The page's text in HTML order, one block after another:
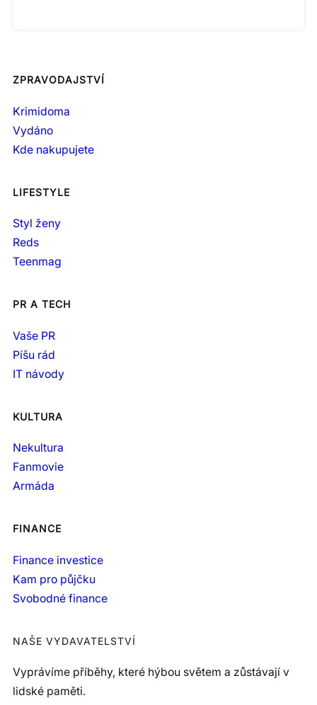
ZPRAVODAJSTVÍ
Krimidoma
Vydáno
Kde nakupujete
LIFESTYLE
Styl ženy
Reds
Teenmag
PR A TECH
Vaše PR
Píšu rád
IT návody
KULTURA
Nekultura
Fanmovie
Armáda
FINANCE
Finance investice
Kam pro půjčku
Svobodné finance
NAŠE VYDAVATELSTVÍ
Vyprávíme příběhy, které hýbou světem a zůstávají v
lidské paměti.